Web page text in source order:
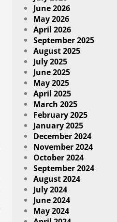
June 2026
May 2026
April 2026
September 2025
August 2025
July 2025
June 2025
May 2025
April 2025
March 2025
February 2025
January 2025
December 2024
November 2024
October 2024
September 2024
August 2024
July 2024
June 2024
May 2024